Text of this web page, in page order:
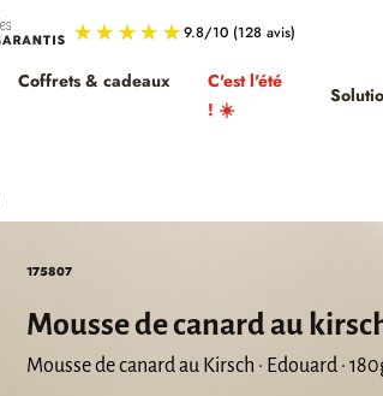
Coffrets & cadeaux
C'est l'été
! ☀️
175807
Mousse de canard au
Mousse de canard au Kirsch · Edouard ·